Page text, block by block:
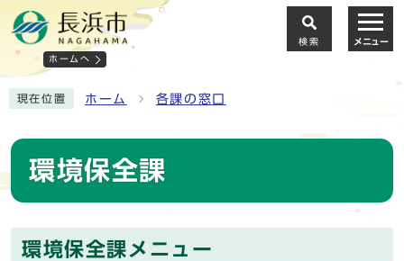
ホームへ
検索 メニュー
現在位置 ホーム 各課の窓口
環境保全課
環境保全課メニュー